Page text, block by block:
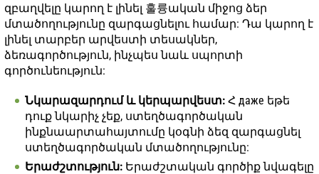
զբաղվելը կարող է լինել 훌륭ական միջոց ձեր
մտածողությունը զարգացնելու համար: Դա կարող է
լինել տարբեր արվեստի տեսակներ,
ձեռագործություն, ինչպես նաև սպորտի
գործունեություն:
Նկարազարդում և կերպարվեստ: Հ даже եթե
դուք նկարիչ չեք, ստեղծագործական
ինքնաարտահայտումը կօգնի ձեզ զարգացնել
ստեղծագործական մտածողությունը:
Երաժշտություն: Երաժշտական գործիք նվագելը